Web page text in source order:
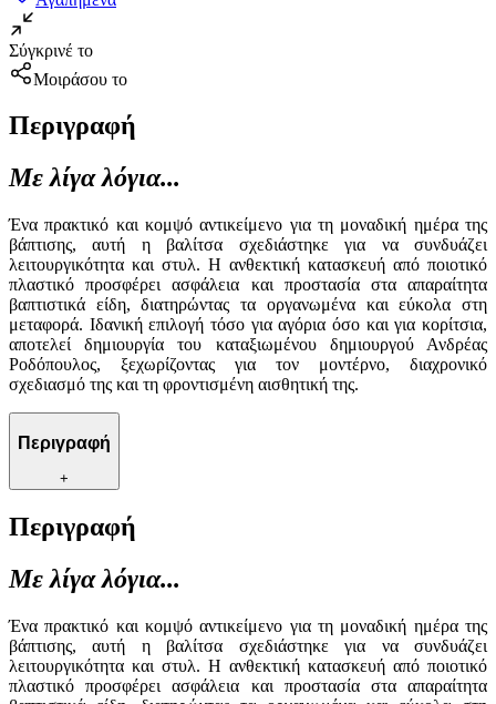
Σύγκρινέ το
Μοιράσου το
Περιγραφή
Με λίγα λόγια...
Ένα πρακτικό και κομψό αντικείμενο για τη μοναδική ημέρα της
βάπτισης, αυτή η βαλίτσα σχεδιάστηκε για να συνδυάζει
λειτουργικότητα και στυλ. Η ανθεκτική κατασκευή από ποιοτικό
πλαστικό προσφέρει ασφάλεια και προστασία στα απαραίτητα
βαπτιστικά είδη, διατηρώντας τα οργανωμένα και εύκολα στη
μεταφορά. Ιδανική επιλογή τόσο για αγόρια όσο και για κορίτσια,
αποτελεί δημιουργία του καταξιωμένου δημιουργού Ανδρέας
Ροδόπουλος, ξεχωρίζοντας για τον μοντέρνο, διαχρονικό
σχεδιασμό της και τη φροντισμένη αισθητική της.
Περιγραφή
+
Περιγραφή
Με λίγα λόγια...
Ένα πρακτικό και κομψό αντικείμενο για τη μοναδική ημέρα της
βάπτισης, αυτή η βαλίτσα σχεδιάστηκε για να συνδυάζει
λειτουργικότητα και στυλ. Η ανθεκτική κατασκευή από ποιοτικό
πλαστικό προσφέρει ασφάλεια και προστασία στα απαραίτητα